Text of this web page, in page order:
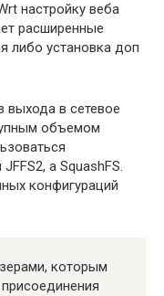
настройку веба
расширенные
либо установка доп
выхода в сетевое
объемом
а SquashFS.
конфигураций
которым